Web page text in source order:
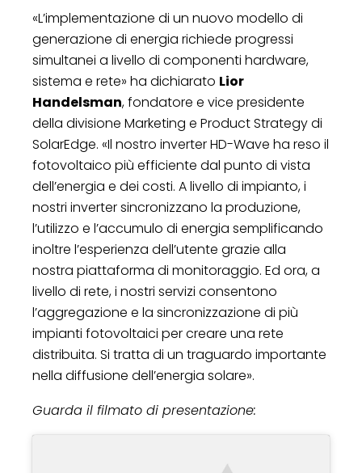
«L’implementazione di un nuovo modello di
generazione di energia richiede progressi
simultanei a livello di componenti hardware,
sistema e rete» ha dichiarato Lior
Handelsman, fondatore e vice presidente
della divisione Marketing e Product Strategy di
SolarEdge. «Il nostro inverter HD-Wave ha reso il
fotovoltaico più efficiente dal punto di vista
dell’energia e dei costi. A livello di impianto, i
nostri inverter sincronizzano la produzione,
l’utilizzo e l’accumulo di energia semplificando
inoltre l’esperienza dell’utente grazie alla
nostra piattaforma di monitoraggio. Ed ora, a
livello di rete, i nostri servizi consentono
l’aggregazione e la sincronizzazione di più
impianti fotovoltaici per creare una rete
distribuita. Si tratta di un traguardo importante
nella diffusione dell’energia solare».
Guarda il filmato di presentazione: